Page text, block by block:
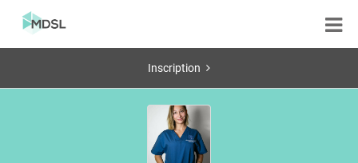
Inscription